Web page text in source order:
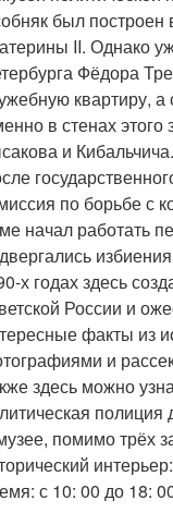
был построен
II. Однако
Фёдора
квартиру,
в стенах
и Кибальчича.
по борьбе с
начал работать
х годах здесь
России и
факты из
и
здесь можно
помимо трёх
с 10: 00 до 18: